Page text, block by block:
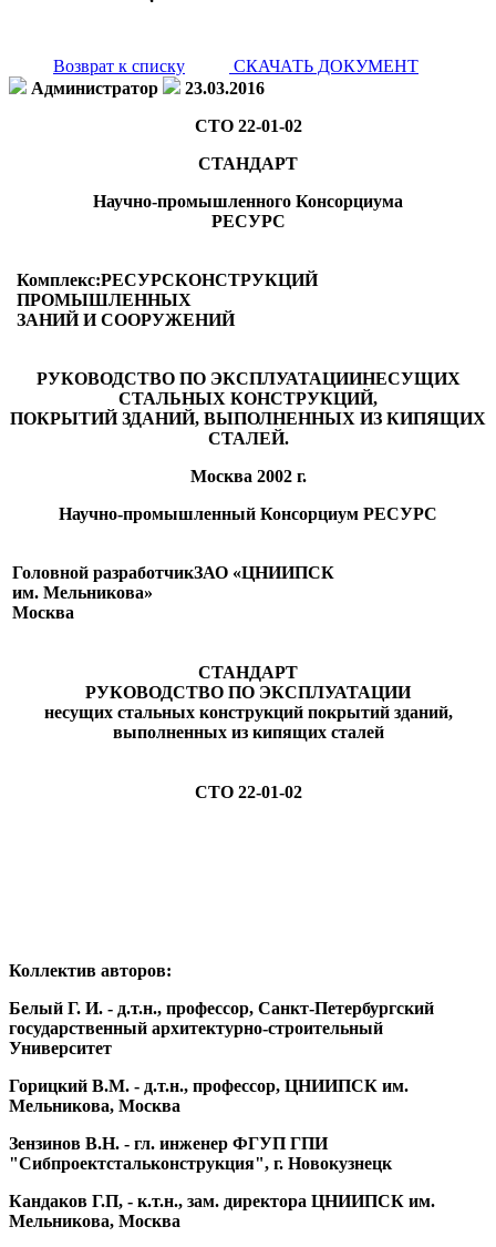
Возврат к списку
СКАЧАТЬ ДОКУМЕНТ
Администратор
23.03.2016
СТО 22-01-02
СТАНДАРТ
Научно-промышленного Консорциума
РЕСУРС
Комплекс:РЕСУРСКОНСТРУКЦИЙ
ПРОМЫШЛЕННЫХ
ЗАНИЙ И СООРУЖЕНИЙ
РУКОВОДСТВО ПО ЭКСПЛУАТАЦИИНЕСУЩИХ
СТАЛЬНЫХ КОНСТРУКЦИЙ,
ПОКРЫТИЙ ЗДАНИЙ, ВЫПОЛНЕННЫХ ИЗ КИПЯЩИХ
СТАЛЕЙ.
Москва 2002 г.
Научно-промышленный Консорциум РЕСУРС
Головной разработчикЗАО «ЦНИИПСК
им. Мельникова»
Москва
СТАНДАРТ
РУКОВОДСТВО ПО ЭКСПЛУАТАЦИИ
несущих стальных конструкций покрытий зданий,
выполненных из кипящих сталей
СТО 22-01-02
Коллектив авторов:
Белый Г. И. - д.т.н., профессор, Санкт-Петербургский
государственный архитектурно-строительный
Университет
Горицкий В.М. - д.т.н., профессор, ЦНИИПСК им.
Мельникова, Москва
Зензинов В.Н. - гл. инженер ФГУП ГПИ
"Сибпроектстальконструкция", г. Новокузнецк
Кандаков Г.П, - к.т.н., зам. директора ЦНИИПСК им.
Мельникова, Москва